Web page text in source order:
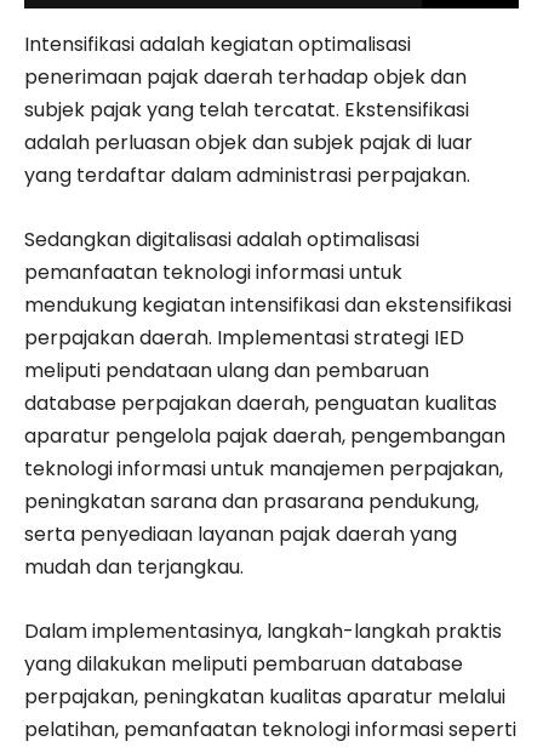
Intensifikasi adalah kegiatan optimalisasi
penerimaan pajak daerah terhadap objek dan
subjek pajak yang telah tercatat. Ekstensifikasi
adalah perluasan objek dan subjek pajak di luar
yang terdaftar dalam administrasi perpajakan.
Sedangkan digitalisasi adalah optimalisasi
pemanfaatan teknologi informasi untuk
mendukung kegiatan intensifikasi dan ekstensifikasi
perpajakan daerah. Implementasi strategi IED
meliputi pendataan ulang dan pembaruan
database perpajakan daerah, penguatan kualitas
aparatur pengelola pajak daerah, pengembangan
teknologi informasi untuk manajemen perpajakan,
peningkatan sarana dan prasarana pendukung,
serta penyediaan layanan pajak daerah yang
mudah dan terjangkau.
Dalam implementasinya, langkah-langkah praktis
yang dilakukan meliputi pembaruan database
perpajakan, peningkatan kualitas aparatur melalui
pelatihan, pemanfaatan teknologi informasi seperti